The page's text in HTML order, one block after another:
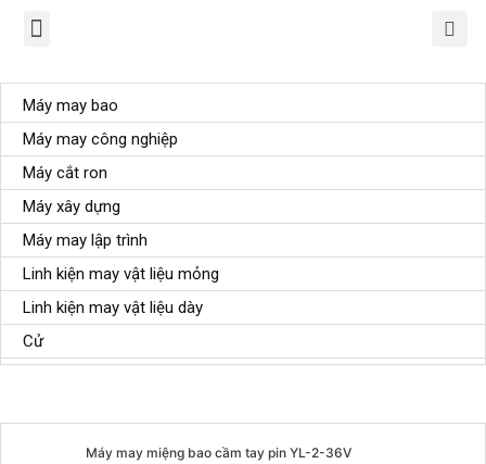
Máy may bao
Máy may công nghiệp
Máy cắt ron
Máy xây dựng
Máy may lập trình
Linh kiện may vật liệu mỏng
Linh kiện may vật liệu dày
Cử
Máy may miệng bao cầm tay pin YL-2-36V